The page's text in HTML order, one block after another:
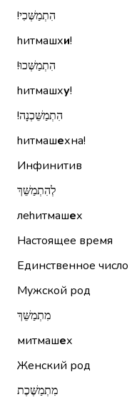
הִתְמַשְּׁכִי!‏
hитмашхи!
הִתְמַשְּׁכוּ!‏
hитмашху!
הִתְמַשֵּׁכְנָה!‏
hитмашехна!
Инфинитив
לְהִתְמַשֵּׁךְ
леhитмашех
Настоящее время
Единственное число
Мужской род
מִתְמַשֵּׁךְ
митмашех
Женский род
מִתְמַשֶּׁכֶת